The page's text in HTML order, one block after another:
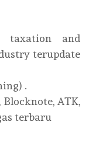
taxation and
terupdate
.
ATK,
terbaru